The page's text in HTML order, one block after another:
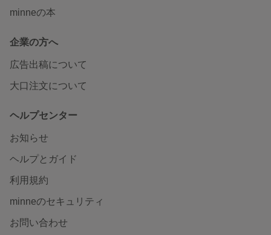
minneの本
企業の方へ
広告出稿について
大口注文について
ヘルプセンター
お知らせ
ヘルプとガイド
利用規約
minneのセキュリティ
お問い合わせ